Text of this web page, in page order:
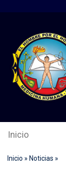
Inicio
Inicio » Noticias »